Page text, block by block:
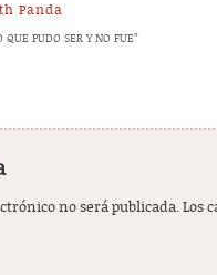
Panda
QUE PUDO SER Y NO FUE”
no será publicada. Los